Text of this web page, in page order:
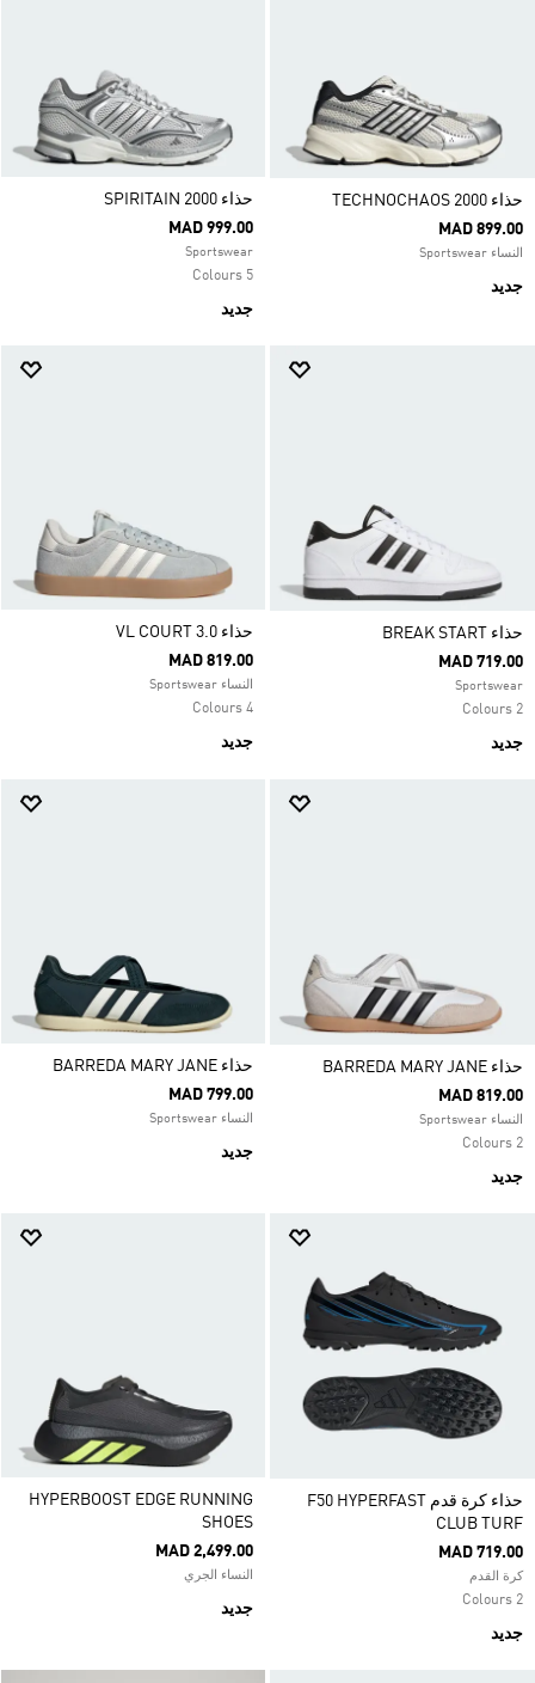
حذاء TECHNOCHAOS 2000
MAD 899.00
النساء Sportswear
جديد
حذاء SPIRITAIN 2000
MAD 999.00
Sportswear
5 Colours
جديد
حذاء BREAK START
MAD 719.00
Sportswear
2 Colours
جديد
حذاء VL COURT 3.0
MAD 819.00
النساء Sportswear
4 Colours
جديد
حذاء BARREDA MARY JANE
MAD 819.00
النساء Sportswear
2 Colours
جديد
حذاء BARREDA MARY JANE
MAD 799.00
النساء Sportswear
جديد
حذاء كرة قدم F50 HYPERFAST
CLUB TURF
MAD 719.00
كرة القدم
2 Colours
جديد
HYPERBOOST EDGE RUNNING
SHOES
MAD 2,499.00
النساء الجري
جديد